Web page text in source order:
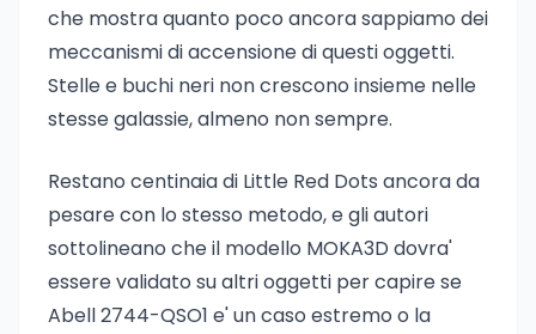
che mostra quanto poco ancora sappiamo dei
meccanismi di accensione di questi oggetti.
Stelle e buchi neri non crescono insieme nelle
stesse galassie, almeno non sempre.
Restano centinaia di Little Red Dots ancora da
pesare con lo stesso metodo, e gli autori
sottolineano che il modello MOKA3D dovra'
essere validato su altri oggetti per capire se
Abell 2744-QSO1 e' un caso estremo o la